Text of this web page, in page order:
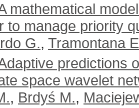
mathematical
to manage priority
G., Tramontana
predictions
space wavelet
, Brdyś M.,